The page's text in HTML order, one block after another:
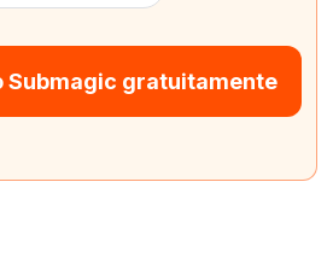
Submagic gratuitamente